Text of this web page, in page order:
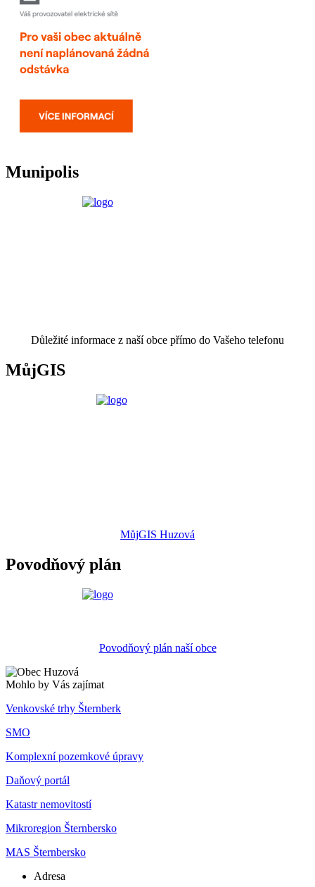
Munipolis
Důležité informace z naší obce přímo do Vašeho telefonu
MůjGIS
MůjGIS Huzová
Povodňový plán
Povodňový plán naší obce
Mohlo by Vás zajímat
Venkovské trhy Šternberk
SMO
Komplexní pozemkové úpravy
Daňový portál
Katastr nemovitostí
Mikroregion Šternbersko
MAS Šternbersko
Adresa